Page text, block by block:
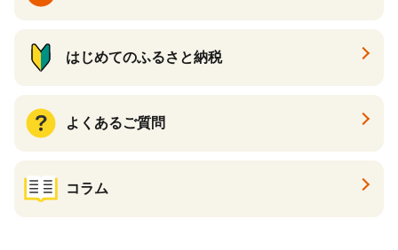
はじめてのふるさと納税
よくあるご質問
コラム